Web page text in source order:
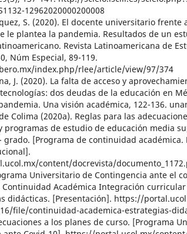
12962020000200008
S. (2020). El docente universitario frente
le plantea la pandemia. Resultados de un
Revista Latinoamericana de
Núm Especial, 89-119.
index.php/rlee/article/view/97/374
J. (2020). La falta de acceso y
dos deudas de la educación en
Una visión académica, 122-136.
Colima (2020a). Reglas para las
programas de estudio de educación media
[Programa de continuidad académica.
content/docrevista/
Universitario de Contingencia ante el
Continuidad Académica Integración curricular
didácticas. [Presentación]. https://
file/continuidad-academica-estrategias-
a los planes de curso. [Programa